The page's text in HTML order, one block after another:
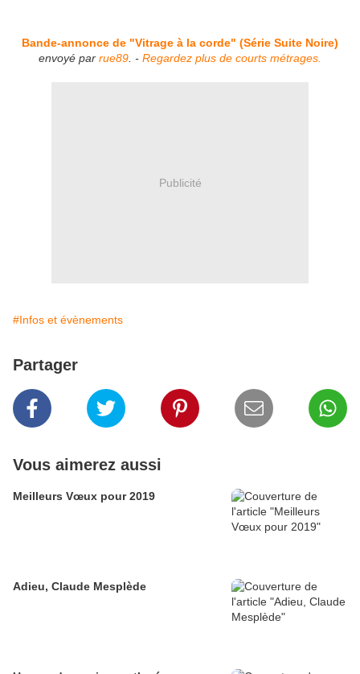
Bande-annonce de "Vitrage à la corde" (Série Suite Noire)
envoyé par rue89 . - Regardez plus de courts métrages.
Publicité
#Infos et évènements
Partager
Vous aimerez aussi
Meilleurs Vœux pour 2019
Adieu, Claude Mesplède